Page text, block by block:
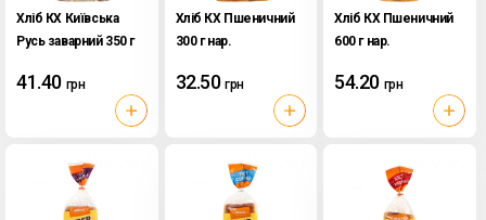
Хліб КХ Київська
Русь заварний 350 г
41.40 грн
Хліб КХ Пшеничний
300 г нар.
32.50 грн
Хліб КХ Пшеничний
600 г нар.
54.20 грн